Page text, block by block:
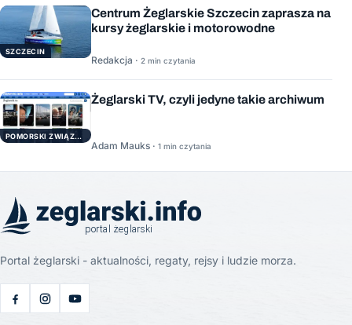
SZCZECIN
Centrum Żeglarskie Szczecin zaprasza na
kursy żeglarskie i motorowodne
Redakcja · 2 min czytania
POMORSKI ZWIĄZEK ŻEGLARSKI
Żeglarski TV, czyli jedyne takie archiwum
Adam Mauks · 1 min czytania
Portal żeglarski - aktualności, regaty, rejsy i ludzie morza.